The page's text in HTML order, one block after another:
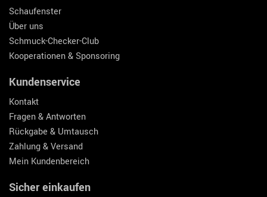
Schaufenster
Über uns
Schmuck-Checker-Club
Kooperationen & Sponsoring
Kundenservice
Kontakt
Fragen & Antworten
Rückgabe & Umtausch
Zahlung & Versand
Mein Kundenbereich
Sicher einkaufen